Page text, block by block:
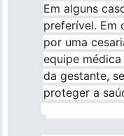
Em alguns
preferível. Em
por uma
equipe
da gestante,
proteger a